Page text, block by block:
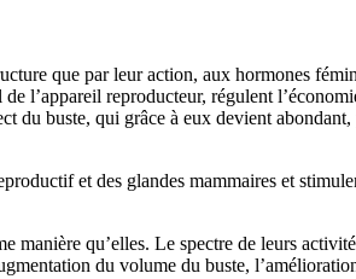
que par leur action, aux hormones
l’appareil reproducteur, régulent
du buste, qui grâce à eux devient
et des glandes mammaires et
qu’elles. Le spectre de leurs
du volume du buste,